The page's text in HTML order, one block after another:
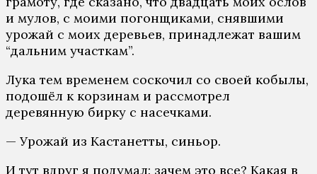
и мулов, с моими погонщиками, снявшими
урожай с моих деревьев, принадлежат вашим
“дальним участкам”.
Лука тем временем соскочил со своей кобылы,
подошёл к корзинам и рассмотрел
деревянную бирку с насечками.
— Урожай из Кастанетты, синьор.
И тут вдруг я подумал: зачем это все? Какая в